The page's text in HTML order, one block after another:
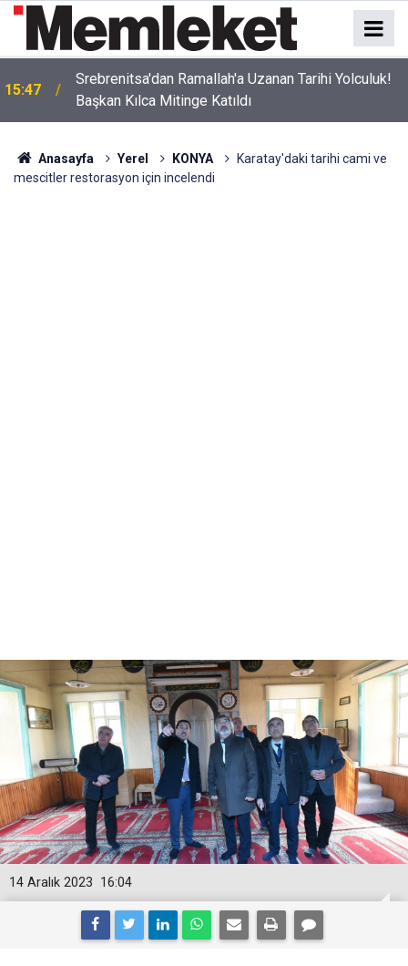
15:47
Srebrenitsa'dan Ramallah'a Uzanan Tarihi Yolculuk!
Başkan Kılca Mitinge Katıldı
Anasayfa Yerel KONYA
Karatay'daki tarihi cami ve
mescitler restorasyon için incelendi
16:04
14 Aralık 2023